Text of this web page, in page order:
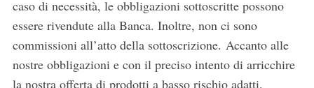
caso di necessità, le obbligazioni sottoscritte possono
essere rivendute alla Banca. Inoltre, non ci sono
commissioni all’atto della sottoscrizione. Accanto alle
nostre obbligazioni e con il preciso intento di arricchire
la nostra offerta di prodotti a basso rischio adatti,